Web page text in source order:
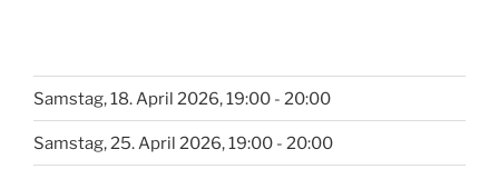
Samstag, 18. April 2026, 19:00 - 20:00
Samstag, 25. April 2026, 19:00 - 20:00